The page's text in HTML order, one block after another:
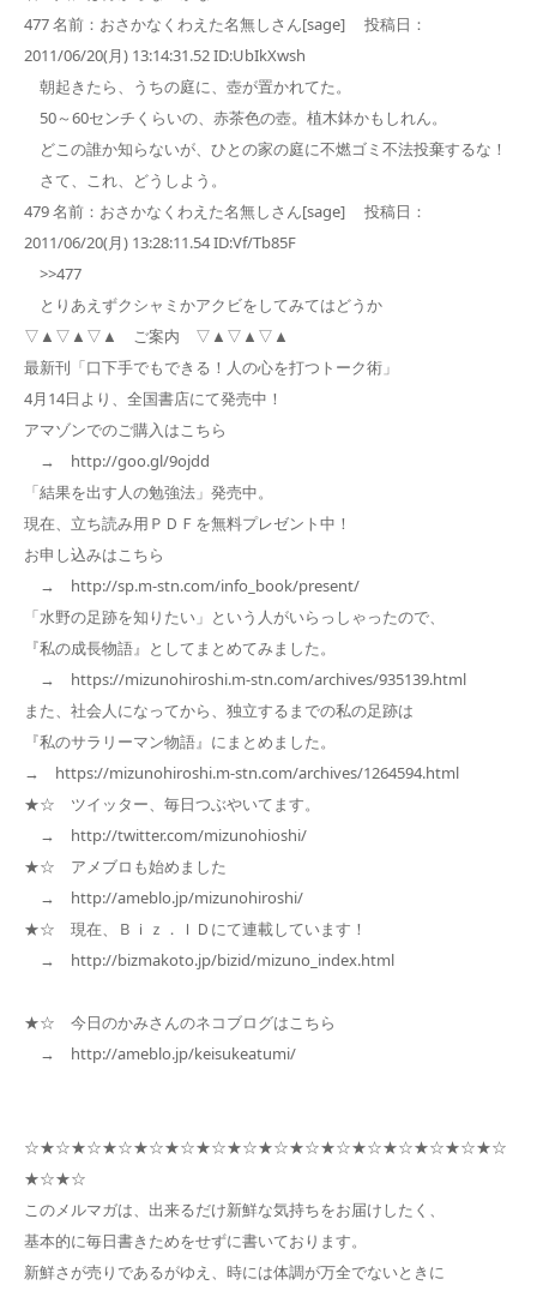
477 名前：おさかなくわえた名無しさん[sage] 投稿日：
2011/06/20(月) 13:14:31.52 ID:UbIkXwsh
朝起きたら、うちの庭に、壺が置かれてた。
50～60センチくらいの、赤茶色の壺。植木鉢かもしれん。
どこの誰か知らないが、ひとの家の庭に不燃ゴミ不法投棄するな！
さて、これ、どうしよう。
479 名前：おさかなくわえた名無しさん[sage] 投稿日：
2011/06/20(月) 13:28:11.54 ID:Vf/Tb85F
>>477
とりあえずクシャミかアクビをしてみてはどうか
▽▲▽▲▽▲ ご案内 ▽▲▽▲▽▲
最新刊「口下手でもできる！人の心を打つトーク術」
4月14日より、全国書店にて発売中！
アマゾンでのご購入はこちら
→ http://goo.gl/9ojdd
「結果を出す人の勉強法」発売中。
現在、立ち読み用ＰＤＦを無料プレゼント中！
お申し込みはこちら
→ http://sp.m-stn.com/info_book/present/
「水野の足跡を知りたい」という人がいらっしゃったので、
『私の成長物語』としてまとめてみました。
→ https://mizunohiroshi.m-stn.com/archives/935139.html
また、社会人になってから、独立するまでの私の足跡は
『私のサラリーマン物語』にまとめました。
→ https://mizunohiroshi.m-stn.com/archives/1264594.html
★☆ ツイッター、毎日つぶやいてます。
→ http://twitter.com/mizunohioshi/
★☆ アメブロも始めました
→ http://ameblo.jp/mizunohiroshi/
★☆ 現在、Ｂｉｚ．ＩＤにて連載しています！
→ http://bizmakoto.jp/bizid/mizuno_index.html
★☆ 今日のかみさんのネコブログはこちら
→ http://ameblo.jp/keisukeatumi/
☆★☆★☆★☆★☆★☆★☆★☆★☆★☆★☆★☆★☆★☆★☆★☆
★☆★☆
このメルマガは、出来るだけ新鮮な気持ちをお届けしたく、
基本的に毎日書きためをせずに書いております。
新鮮さが売りであるがゆえ、時には体調が万全でないときに